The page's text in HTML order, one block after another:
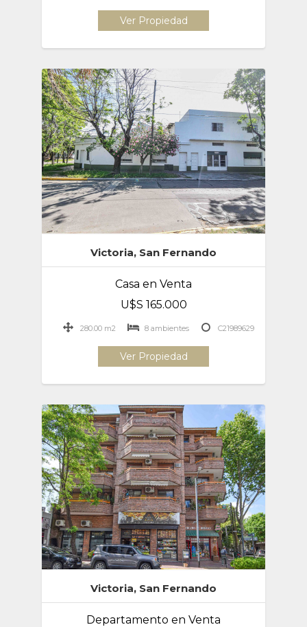
Ver Propiedad
Victoria, San Fernando
Casa en Venta
U$S 165.000
280.00 m2 8 ambientes C21989629
Ver Propiedad
Victoria, San Fernando
Departamento en Venta